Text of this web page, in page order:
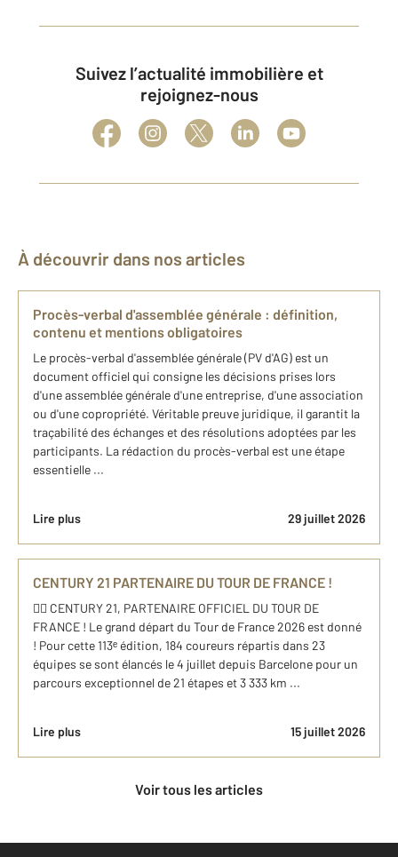
Suivez l’actualité immobilière et
rejoignez-nous
À découvrir dans nos articles
Procès-verbal d'assemblée générale : définition,
contenu et mentions obligatoires
Le procès-verbal d'assemblée générale (PV d'AG) est un
document officiel qui consigne les décisions prises lors
d'une assemblée générale d'une entreprise, d'une association
ou d'une copropriété. Véritable preuve juridique, il garantit la
traçabilité des échanges et des résolutions adoptées par les
participants. La rédaction du procès-verbal est une étape
essentielle ...
Lire plus 29 juillet 2026
CENTURY 21 PARTENAIRE DU TOUR DE FRANCE !
🚴‍♂️ CENTURY 21, PARTENAIRE OFFICIEL DU TOUR DE
FRANCE ! Le grand départ du Tour de France 2026 est donné
! Pour cette 113ᵉ édition, 184 coureurs répartis dans 23
équipes se sont élancés le 4 juillet depuis Barcelone pour un
parcours exceptionnel de 21 étapes et 3 333 km ...
Lire plus 15 juillet 2026
Voir tous les articles